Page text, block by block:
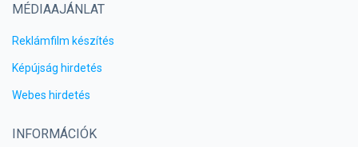
MÉDIAAJÁNLAT
Reklámfilm készítés
Képújság hirdetés
Webes hirdetés
INFORMÁCIÓK